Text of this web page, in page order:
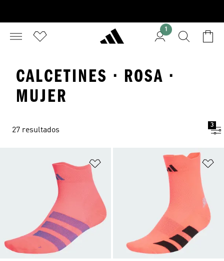
1
CALCETINES · ROSA ·
MUJER
27 resultados
3
Añadir a la lista de deseos